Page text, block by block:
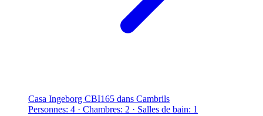
Casa Ingeborg CBI165 dans Cambrils
Personnes: 4 · Chambres: 2 · Salles de bain: 1